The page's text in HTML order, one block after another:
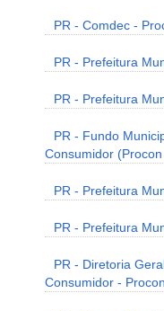
PR - Comdec -
PR - Prefeitura
PR - Prefeitura
PR - Fundo
Consumidor
PR - Prefeitura
PR - Prefeitura
PR - Diretoria
Consumidor -